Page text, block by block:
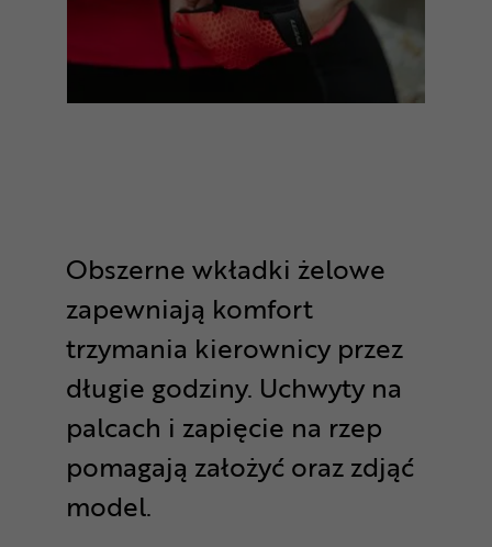
Obszerne wkładki żelowe
zapewniają komfort
trzymania kierownicy przez
długie godziny. Uchwyty na
palcach i zapięcie na rzep
pomagają założyć oraz zdjąć
model.